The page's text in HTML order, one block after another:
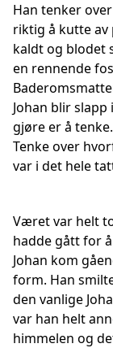
Han tenker
riktig å kutte av
kaldt og blodet
en rennende
Johan blir
gjøre er å tenke.
Tenke over
var i det hele
Været var helt
hadde gått for
Johan kom
form. Han
den vanlige
var han helt
himmelen og